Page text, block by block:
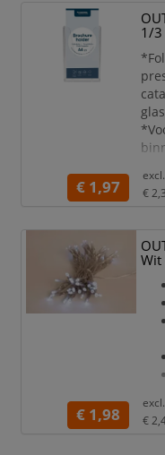
1/3
€ 1,97
€
Wit
€ 1,98
€